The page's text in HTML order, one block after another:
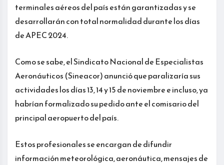
terminales aéreos del país están garantizadas y se
desarrollarán con total normalidad durante los días
de APEC 2024.
Como se sabe, el Sindicato Nacional de Especialistas
Aeronáuticos (Sineacor) anunció que paralizaría sus
actividades los días 13, 14 y 15 de noviembre e incluso, ya
habrían formalizado su pedido ante el comisario del
principal aeropuerto del país.
Estos profesionales se encargan de difundir
información meteorológica, aeronáutica, mensajes de